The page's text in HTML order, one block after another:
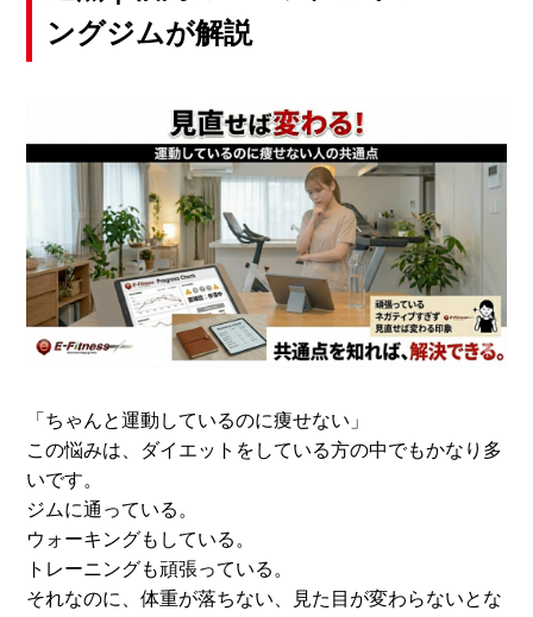
ングジムが解説
「ちゃんと運動しているのに痩せない」
この悩みは、ダイエットをしている方の中でもかなり多
いです。
ジムに通っている。
ウォーキングもしている。
トレーニングも頑張っている。
それなのに、体重が落ちない、見た目が変わらないとな